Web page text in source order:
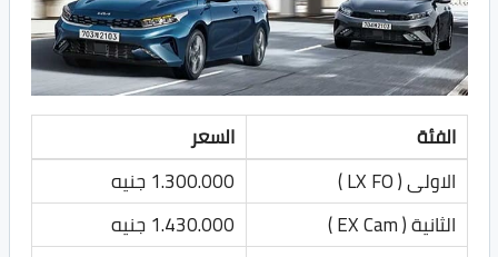
الفئة
السعر
الاولى ( LX FO )
1.300.000 جنيه
الثانية ( EX Cam )
1.430.000 جنيه